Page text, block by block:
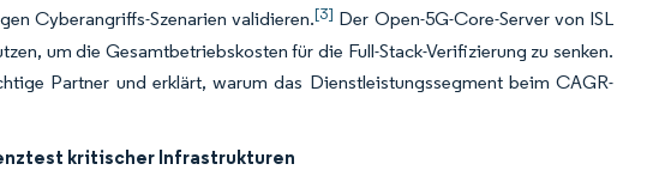
Cyberangriffs-Szenarien validieren.[3] Der Open-5G-Core-Server von ISL
um die Gesamtbetriebskosten für die Full-Stack-Verifizierung zu senken.
Partner und erklärt, warum das Dienstleistungssegment beim CAGR-
kritischer Infrastrukturen